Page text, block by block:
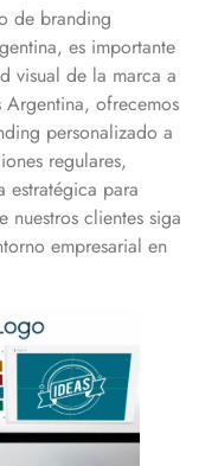
de branding
es importante
visual de la marca a
ofrecemos
personalizado a
regulares,
estratégica para
nuestros clientes siga
empresarial en